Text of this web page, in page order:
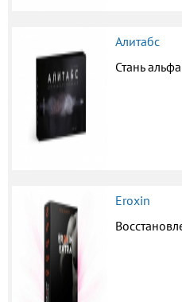
Алитабс
Стань
Eroxin